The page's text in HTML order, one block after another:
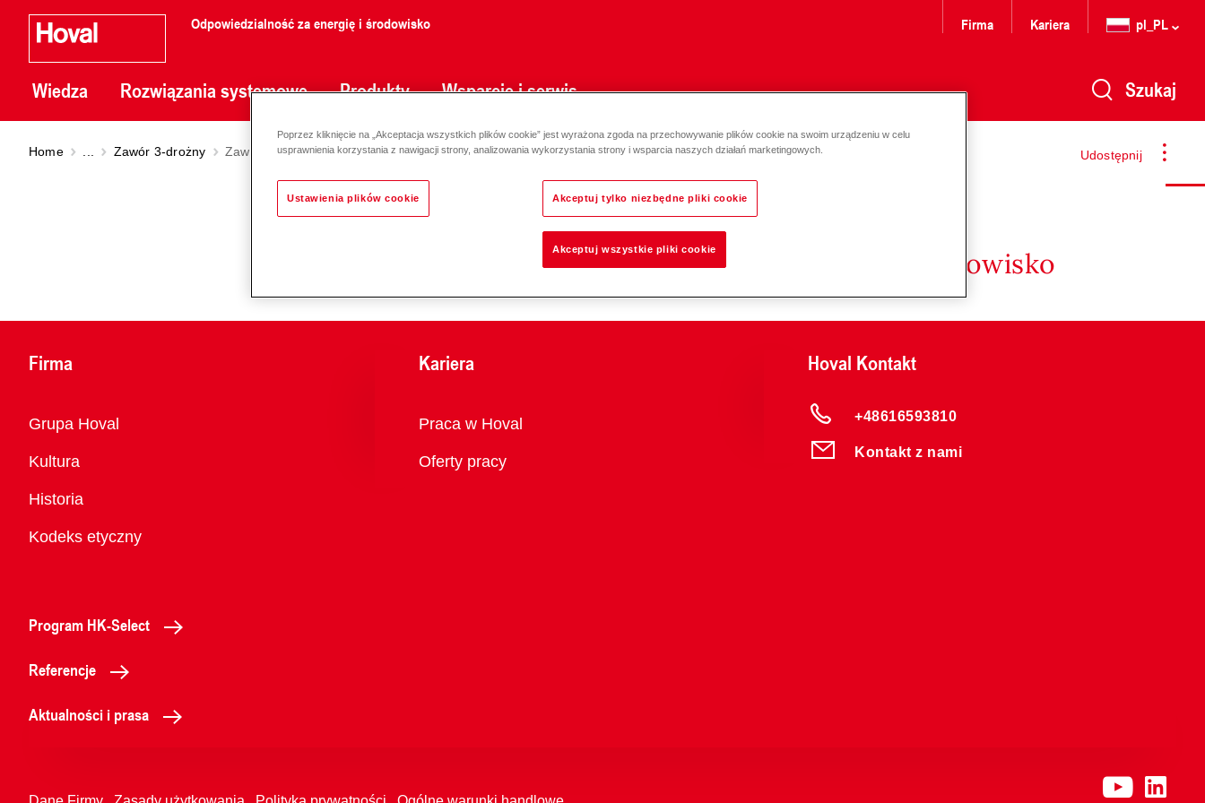
Odpowiedzialność za energię i środowisko
Wiedza Rozwiązania systemowe Produkty Wsparcie i serwis
Firma Kariera pl_PL
Szukaj
Udostępnij
Home Zawór 3-drożny Zawór mieszajacy 3-drogowy B3G460, PN 10, 110 °C bez siłownika DN 15-50
Odpowiedzialność za energię i środowisko
Firma
Przegląd
Grupa Hoval
Kultura
Historia
Kodeks etyczny
Kariera
Przegląd
Praca w Hoval
Oferty pracy
Hoval Kontakt
+48616593810
Kontakt z nami
Program HK-Select
Referencje
Aktualności i prasa
Poprzez kliknięcie na „Akceptacja wszystkich plików cookie” jest wyrażona zgoda na przechowywanie plików cookie na swoim urządzeniu w celu
usprawnienia korzystania z nawigacji strony, analizowania wykorzystania strony i wsparcia naszych działań marketingowych.
Ustawienia plików cookie Akceptuj tylko niezbędne pliki cookie
Akceptuj wszystkie pliki cookie